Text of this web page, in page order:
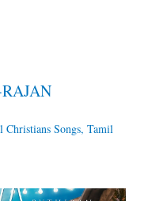
Christians Songs, Tamil